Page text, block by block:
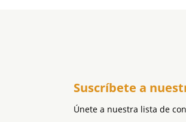
Suscríbete a
Únete a nuestra lista de